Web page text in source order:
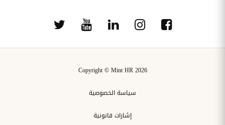
Copyright © Mint HR 2026
سياسة الخصوصية
إشارات قانونية